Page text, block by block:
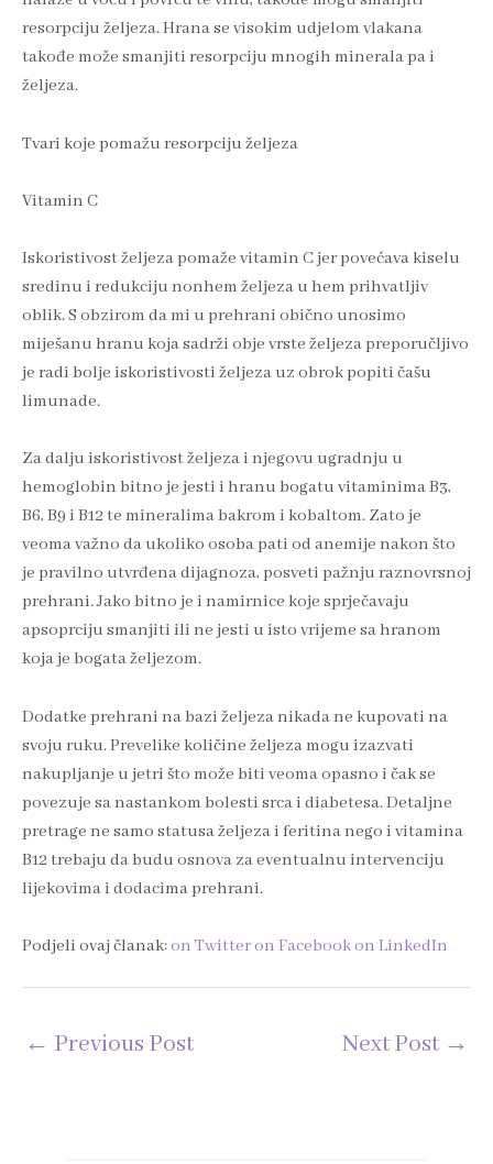
resorpciju željeza. Hrana se visokim udjelom vlakana
takođe može smanjiti resorpciju mnogih minerala pa i
željeza.
Tvari koje pomažu resorpciju željeza
Vitamin C
Iskoristivost željeza pomaže vitamin C jer povećava kiselu
sredinu i redukciju nonhem željeza u hem prihvatljiv
oblik. S obzirom da mi u prehrani obično unosimo
miješanu hranu koja sadrži obje vrste željeza preporučljivo
je radi bolje iskoristivosti željeza uz obrok popiti čašu
limunade.
Za dalju iskoristivost željeza i njegovu ugradnju u
hemoglobin bitno je jesti i hranu bogatu vitaminima B3,
B6, B9 i B12 te mineralima bakrom i kobaltom. Zato je
veoma važno da ukoliko osoba pati od anemije nakon što
je pravilno utvrđena dijagnoza, posveti pažnju raznovrsnoj
prehrani. Jako bitno je i namirnice koje sprječavaju
apsoprciju smanjiti ili ne jesti u isto vrijeme sa hranom
koja je bogata željezom.
Dodatke prehrani na bazi željeza nikada ne kupovati na
svoju ruku. Prevelike količine željeza mogu izazvati
nakupljanje u jetri što može biti veoma opasno i čak se
povezuje sa nastankom bolesti srca i diabetesa. Detaljne
pretrage ne samo statusa željeza i feritina nego i vitamina
B12 trebaju da budu osnova za eventualnu intervenciju
lijekovima i dodacima prehrani.
Podjeli ovaj članak:on Twitteron Facebookon LinkedIn
← Previous Post Next Post →